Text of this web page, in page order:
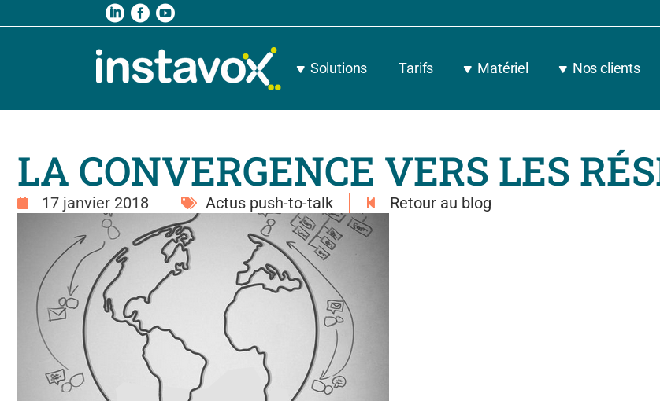
Solutions Tarifs Matériel Nos clients
LA CONVERGENCE VERS LES
17 janvier 2018 Actus push-to-talk Retour au blog